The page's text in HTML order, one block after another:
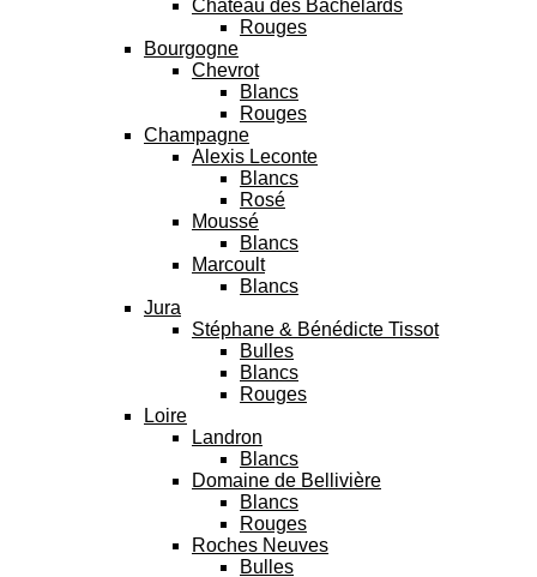
Château des Bachelards
Rouges
Bourgogne
Chevrot
Blancs
Rouges
Champagne
Alexis Leconte
Blancs
Rosé
Moussé
Blancs
Marcoult
Blancs
Jura
Stéphane & Bénédicte Tissot
Bulles
Blancs
Rouges
Loire
Landron
Blancs
Domaine de Bellivière
Blancs
Rouges
Roches Neuves
Bulles